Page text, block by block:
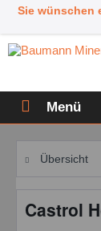
Sie wünschen
Menü
Übersicht
Castrol